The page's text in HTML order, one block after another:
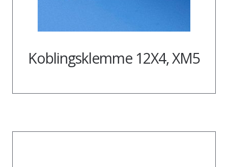
Koblingsklemme 12X4, XM5